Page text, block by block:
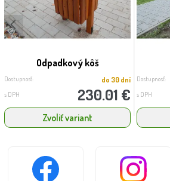
Odpadkový kôš
Dostupnosť: do 30 dní
s DPH 230.01 €
Zvoliť variant
Dostupnosť:
s DPH